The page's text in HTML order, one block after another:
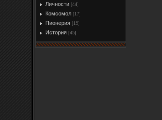
Личности [44]
Комсомол [17]
Пионерия [15]
История [45]